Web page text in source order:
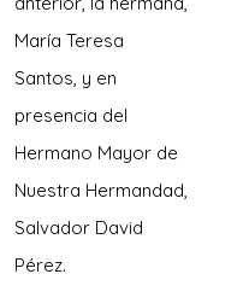
María Teresa
Santos, y en
presencia del
Hermano Mayor de
Nuestra Hermandad,
Salvador David
Pérez.